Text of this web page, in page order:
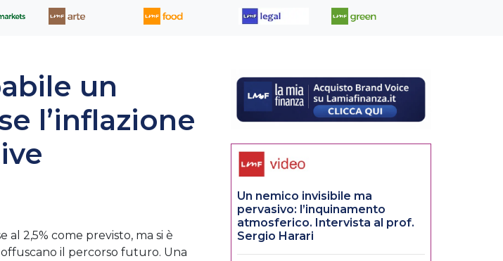
un
l’inflazione
2,5% come previsto, ma si è
il percorso futuro. Una
Un nemico invisibile ma
pervasivo: l’inquinamento
atmosferico. Intervista al prof.
Sergio Harari